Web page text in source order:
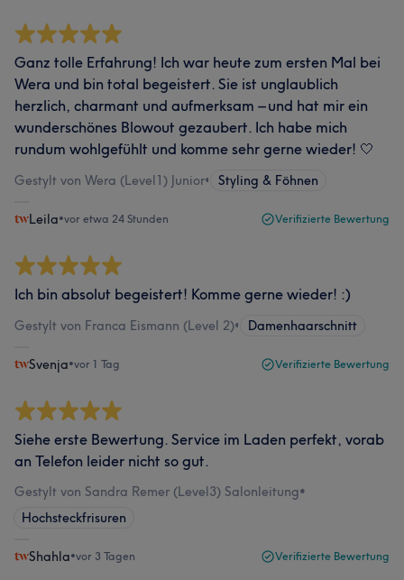
Ganz tolle Erfahrung! Ich war heute zum ersten Mal bei
Wera und bin total begeistert. Sie ist unglaublich
herzlich, charmant und aufmerksam – und hat mir ein
wunderschönes Blowout gezaubert. Ich habe mich
rundum wohlgefühlt und komme sehr gerne wieder! 🤍
Gestylt von Wera (Level1) Junior• Styling & Föhnen
Leila•vor etwa 24 Stunden Verifizierte Bewertung
Ich bin absolut begeistert! Komme gerne wieder! :)
Gestylt von Franca Eismann (Level 2)• Damenhaarschnitt
Svenja•vor 1 Tag Verifizierte Bewertung
Siehe erste Bewertung. Service im Laden perfekt, vorab
an Telefon leider nicht so gut.
Gestylt von Sandra Remer (Level3) Salonleitung•
Hochsteckfrisuren
Shahla•vor 3 Tagen Verifizierte Bewertung